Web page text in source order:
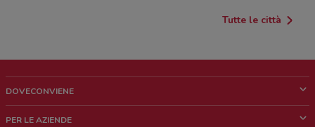
Tutte le città
DOVECONVIENE
PER LE AZIENDE